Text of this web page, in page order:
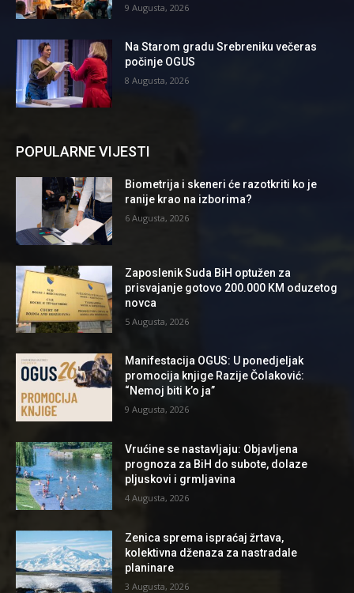
9 Augusta, 2026
Na Starom gradu Srebreniku večeras
počinje OGUS
8 Augusta, 2026
POPULARNE VIJESTI
Biometrija i skeneri će razotkriti ko je
ranije krao na izborima?
6 Augusta, 2026
Zaposlenik Suda BiH optužen za
prisvajanje gotovo 200.000 KM oduzetog
novca
5 Augusta, 2026
Manifestacija OGUS: U ponedjeljak
promocija knjige Razije Čolaković:
“Nemoj biti k’o ja”
9 Augusta, 2026
Vrućine se nastavljaju: Objavljena
prognoza za BiH do subote, dolaze
pljuskovi i grmljavina
4 Augusta, 2026
Zenica sprema ispraćaj žrtava,
kolektivna dženaza za nastradale
planinare
3 Augusta, 2026